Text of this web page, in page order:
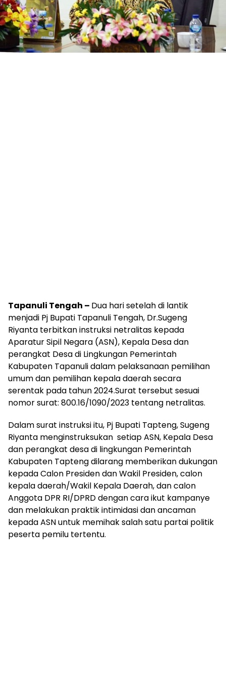
Tapanuli Tengah – Dua hari setelah di lantik
menjadi Pj Bupati Tapanuli Tengah, Dr.Sugeng
Riyanta terbitkan instruksi netralitas kepada
Aparatur Sipil Negara (ASN), Kepala Desa dan
perangkat Desa di Lingkungan Pemerintah
Kabupaten Tapanuli dalam pelaksanaan pemilihan
umum dan pemilihan kepala daerah secara
serentak pada tahun 2024.Surat tersebut sesuai
nomor surat: 800.16/1090/2023 tentang netralitas.
Dalam surat instruksi itu, Pj Bupati Tapteng, Sugeng
Riyanta menginstruksukan setiap ASN, Kepala Desa
dan perangkat desa di lingkungan Pemerintah
Kabupaten Tapteng dilarang memberikan dukungan
kepada Calon Presiden dan Wakil Presiden, calon
kepala daerah/Wakil Kepala Daerah, dan calon
Anggota DPR RI/DPRD dengan cara ikut kampanye
dan melakukan praktik intimidasi dan ancaman
kepada ASN untuk memihak salah satu partai politik
peserta pemilu tertentu.